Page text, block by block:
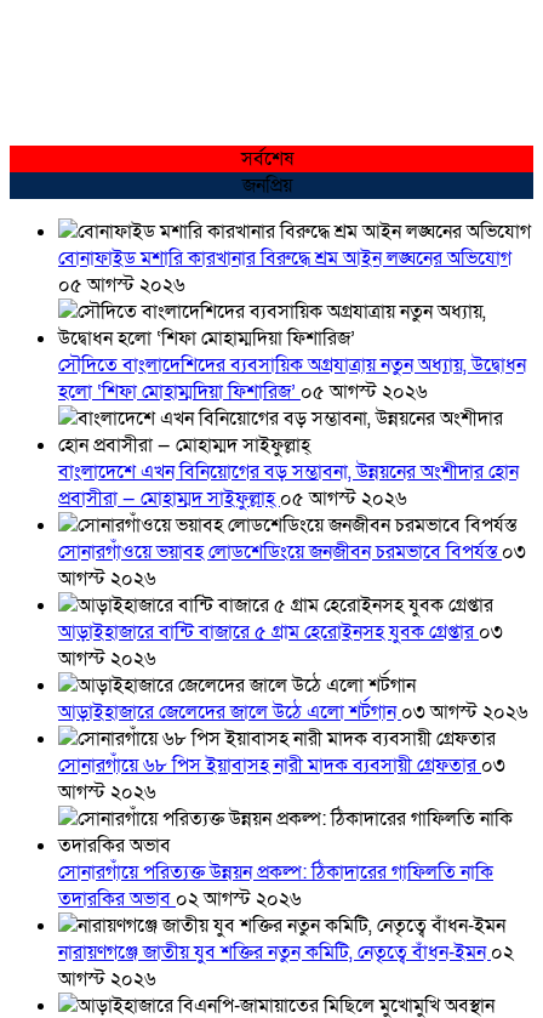
সর্বশেষ
জনপ্রিয়
বোনাফাইড মশারি কারখানার বিরুদ্ধে শ্রম আইন লঙ্ঘনের অভিযোগ
০৫ আগস্ট ২০২৬
সৌদিতে বাংলাদেশিদের ব্যবসায়িক অগ্রযাত্রায় নতুন অধ্যায়, উদ্বোধন
হলো ‘শিফা মোহাম্মদিয়া ফিশারিজ’ ০৫ আগস্ট ২০২৬
বাংলাদেশে এখন বিনিয়োগের বড় সম্ভাবনা, উন্নয়নের অংশীদার হোন
প্রবাসীরা — মোহাম্মদ সাইফুল্লাহ্০৫ আগস্ট ২০২৬
সোনারগাঁওয়ে ভয়াবহ লোডশেডিংয়ে জনজীবন চরমভাবে বিপর্যস্ত০৩
আগস্ট ২০২৬
আড়াইহাজারে বান্টি বাজারে ৫ গ্রাম হেরোইনসহ যুবক গ্রেপ্তার০৩
আগস্ট ২০২৬
আড়াইহাজারে জেলেদের জালে উঠে এলো শর্টগান০৩ আগস্ট ২০২৬
সোনারগাঁয়ে ৬৮ পিস ইয়াবাসহ নারী মাদক ব্যবসায়ী গ্রেফতার০৩
আগস্ট ২০২৬
সোনারগাঁয়ে পরিত্যক্ত উন্নয়ন প্রকল্প: ঠিকাদারের গাফিলতি নাকি
তদারকির অভাব ০২ আগস্ট ২০২৬
নারায়ণগঞ্জে জাতীয় যুব শক্তির নতুন কমিটি, নেতৃত্বে বাঁধন-ইমন০২
আগস্ট ২০২৬